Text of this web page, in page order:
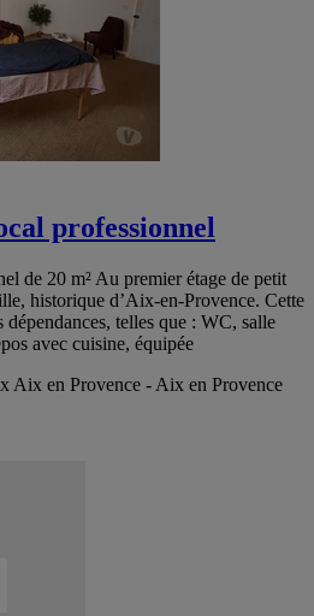
professionnel
de 20 m² Au premier étage de petit
historique d’Aix-en-Provence. Cette
telles que : WC, salle
avec cuisine, équipée
Aix en Provence - Aix en Provence